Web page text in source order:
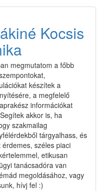
Kocsis
megmutatom a főbb
készítek a
a megfelelő
információkat
akkor is, ha
szakmailag
tárgyalhass, és
széles piaci
etikusan
tanácsadóra van
megoldásához, vagy
hívj fel :)